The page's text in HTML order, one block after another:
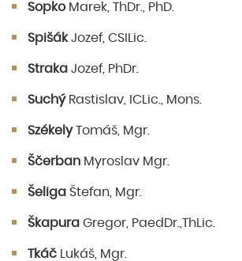
SopkoMarek, ThDr., PhD.
SpišákJozef, CSILic.
Straka Jozef, PhDr.
SuchýRastislav, ICLic., Mons.
SzékelyTomáš, Mgr.
Ščerban Myroslav Mgr.
Šeliga Štefan, Mgr.
Škapura Gregor, PaedDr.,ThLic.
Tkáč Lukáš, Mgr.